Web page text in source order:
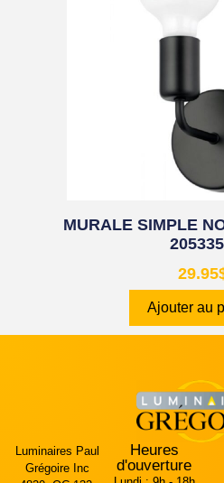
MURALE SIMPLE
29.95
Ajouter au
Luminaires Paul
Grégoire Inc
Heures
d'ouverture